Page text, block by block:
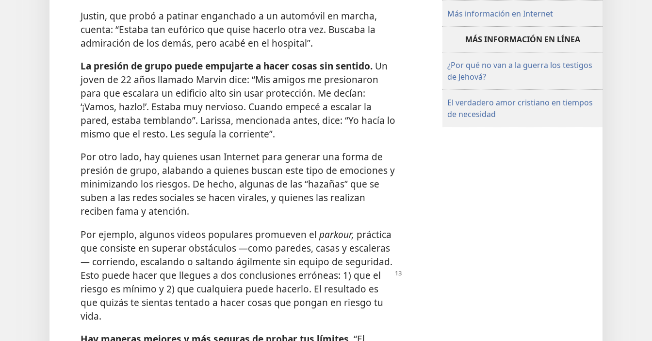
Justin, que probó a patinar enganchado a un automóvil en marcha,
cuenta: “Estaba tan eufórico que quise hacerlo otra vez. Buscaba la
admiración de los demás, pero acabé en el hospital”.
La presión de grupo puede empujarte a hacer cosas sin sentido. Un
joven de 22 años llamado Marvin dice: “Mis amigos me presionaron
para que escalara un edificio alto sin usar protección. Me decían:
‘¡Vamos, hazlo!’. Estaba muy nervioso. Cuando empecé a escalar la
pared, estaba temblando”. Larissa, mencionada antes, dice: “Yo hacía lo
mismo que el resto. Les seguía la corriente”.
Por otro lado, hay quienes usan Internet para generar una forma de
presión de grupo, alabando a quienes buscan este tipo de emociones y
minimizando los riesgos. De hecho, algunas de las “hazañas” que se
suben a las redes sociales se hacen virales, y quienes las realizan
reciben fama y atención.
Por ejemplo, algunos videos populares promueven el parkour, práctica
que consiste en superar obstáculos —como paredes, casas y escaleras
— corriendo, escalando o saltando ágilmente sin equipo de seguridad.
Esto puede hacer que llegues a dos conclusiones erróneas: 1) que el
riesgo es mínimo y 2) que cualquiera puede hacerlo. El resultado es
que quizás te sientas tentado a hacer cosas que pongan en riesgo tu
vida.
Más información en Internet
MÁS INFORMACIÓN EN LÍNEA
¿Por qué no van a la guerra los testigos
de Jehová?
El verdadero amor cristiano en tiempos
de necesidad